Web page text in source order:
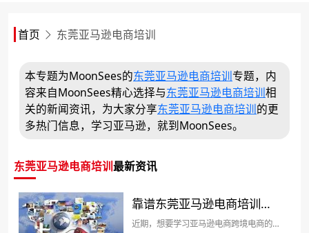
首页 东莞亚马逊电商培训
本专题为MoonSees的东莞亚马逊电商培训专题，内
容来自MoonSees精心选择与东莞亚马逊电商培训相
关的新闻资讯，为大家分享东莞亚马逊电商培训的更
多热门信息，学习亚马逊，就到MoonSees。
东莞亚马逊电商培训最新资讯
靠谱东莞亚马逊电商培训机
构怎么选择?
近期，想要学习亚马逊电商跨境电商的朋